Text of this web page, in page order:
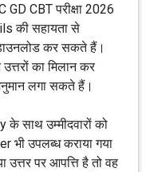
GD CBT परीक्षा 2026
की सहायता से
कर सकते हैं।
का मिलान कर
लगा सकते हैं।
के साथ उम्मीदवारों को
उपलब्ध कराया गया
उत्तर पर आपत्ति है तो वह